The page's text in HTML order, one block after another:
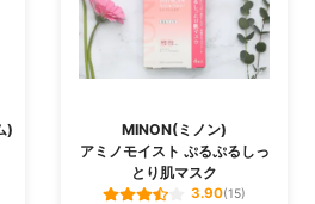
)
MINON(ミノン)
アミノモイスト ぷるぷるしっ
とり肌マスク
3.90(15)